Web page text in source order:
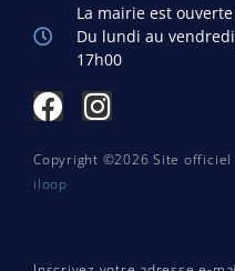
La mairie est
Du lundi au
17h00
Copyright ©2026 Site officiel
iloop